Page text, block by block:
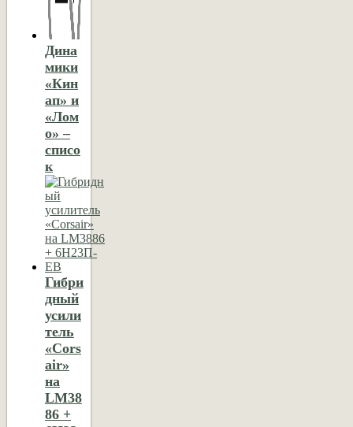
Дина
мики
«Кин
ап» и
«Лом
о» –
списо
к
Гибри
дный
усили
тель
«Cors
air»
на
LM38
86 +